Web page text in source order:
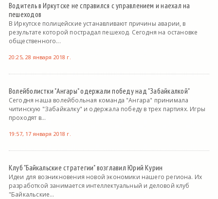
Водитель в Иркутске не справился с управлением и наехал на
пешеходов
В Иркутске полицейские устанавливают причины аварии, в
результате которой пострадал пешеход. Сегодня на остановке
общественного...
20:25, 28 января 2018 г.
Волейболистки "Ангары" одержали победу над "Забайкалкой"
Сегодня наша волейбольная команда "Ангара" принимала
читинскую "Забайкалку" и одержала победу в трех партиях. Игры
проходят в...
19:57, 17 января 2018 г.
Клуб "Байкальские стратегии" возглавил Юрий Курин
Идеи для возникновения новой экономики нашего региона. Их
разработкой занимается интеллектуальный и деловой клуб
"Байкальские...